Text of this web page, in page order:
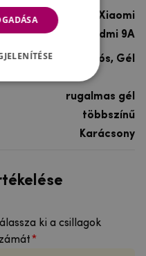
Xiaomi
Xiaomi Redmi 9A
Ultra tartós, Gél
rugalmas gél
többszínű
Karácsony
ki a csillagok